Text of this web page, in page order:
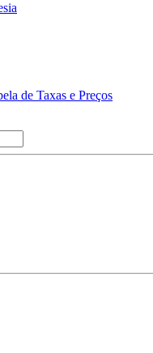
de Taxas e Preços